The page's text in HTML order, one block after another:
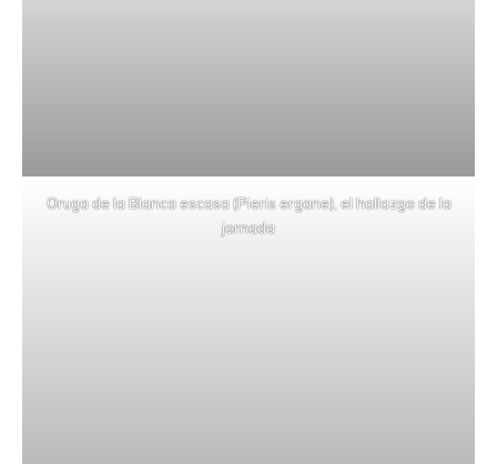
Oruga de la Blanca escasa (Pieris ergane), el hallazgo de la
jornada